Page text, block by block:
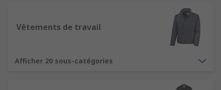
Comment sensibiliser les équipes à porter leurs
Vêtements de travail
Afficher 20 sous-catégories